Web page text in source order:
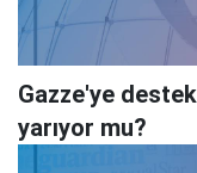
Gazze'ye
yarıyor mu?